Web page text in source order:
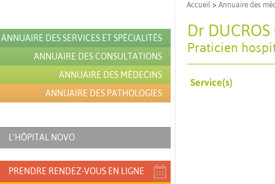
ANNUAIRE DES SERVICES ET SPÉCIALITÉS
ANNUAIRE DES CONSULTATIONS
ANNUAIRE DES MÉDECINS
ANNUAIRE DES PATHOLOGIES
L’HÔPITAL NOVO
PRENDRE RENDEZ-VOUS EN LIGNE
Accueil > Annuaire des
Dr
Praticien
Service(s)